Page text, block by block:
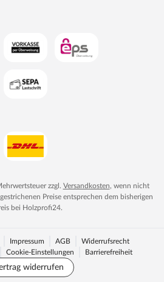
zzgl. Versandkosten, wenn nicht
Preise entsprechen dem bisherigen
bei Holzprofi24.
Impressum AGB
Widerrufsrecht
Cookie-Einstellungen Barrierefreiheit
widerrufen